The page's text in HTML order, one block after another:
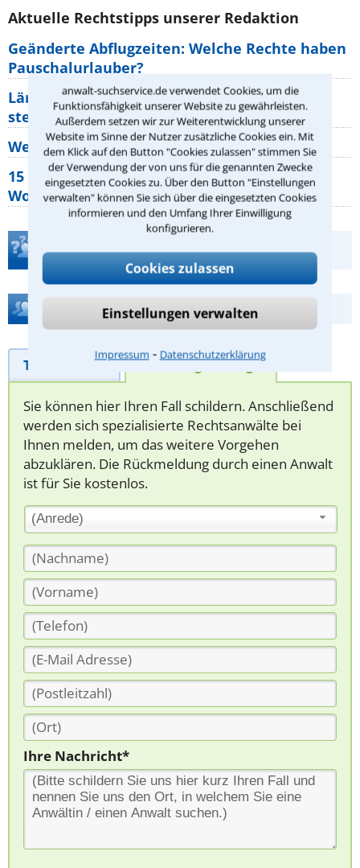
anwalt-suchservice.de verwendet Cookies, um die
Funktionsfähigkeit unserer Website zu gewährleisten.
Außerdem setzen wir zur Weiterentwicklung unserer
Website im Sinne der Nutzer zusätzliche Cookies ein. Mit
dem Klick auf den Button "Cookies zulassen" stimmen Sie
der Verwendung der von uns für die genannten Zwecke
eingesetzten Cookies zu. Über den Button "Einstellungen
verwalten" können Sie sich über die eingesetzten Cookies
informieren und den Umfang Ihrer Einwilligung
konfigurieren.
Cookies zulassen
Einstellungen verwalten
Impressum ⁃ Datenschutzerklärung
Aktuelle Rechtstipps unserer Redaktion
Geänderte Abflugzeiten: Welche Rechte haben
Pauschalurlauber?
Lärm von den Nachbarn: Welche Rechte
stehen mir zu?
Wer muss Zweitwohnungssteuer zahlen?
15 elementare Rechte, die jeder
Wohnungseigentümer kennen sollte
Teste Dein Rechtswissen
Hilfe bei Ihrer Anwaltsuche?
Telefonhilfe Beratungsanfrage
Sie können hier Ihren Fall schildern. Anschließend
werden sich spezialisierte Rechtsanwälte bei
Ihnen melden, um das weitere Vorgehen
abzuklären. Die Rückmeldung durch einen Anwalt
ist für Sie kostenlos.
(Anrede)
Ihre Nachricht*